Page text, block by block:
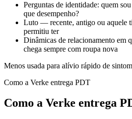
Perguntas de identidade: quem
que desempenho?
Luto — recente, antigo ou aquele
permitiu ter
Dinâmicas de relacionamento em
chega sempre com roupa nova
Menos usada para alívio rápido de
Como a Verke entrega PDT
Como a Verke entrega